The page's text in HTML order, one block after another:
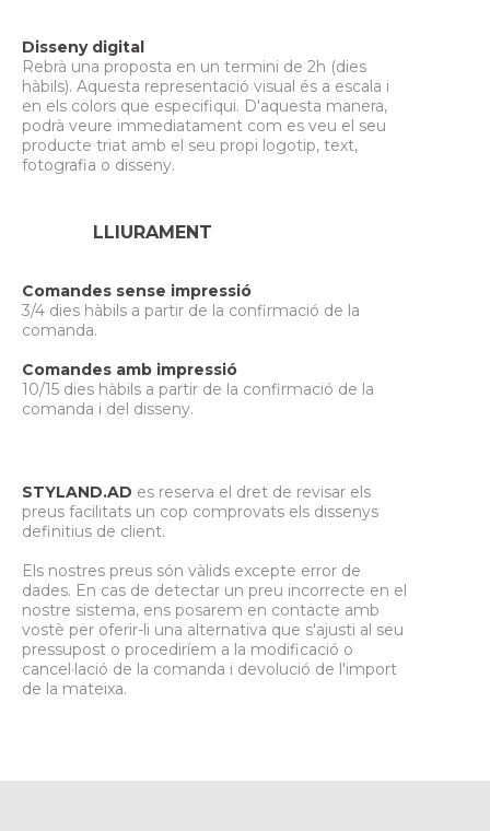
Disseny digital
Rebrà una proposta en un termini de 2h (dies
hàbils). Aquesta representació visual és a escala i
en els colors que especifiqui. D'aquesta manera,
podrà veure immediatament com es veu el seu
producte triat amb el seu propi logotip, text,
fotografia o disseny.
LLIURAMENT
Comandes sense impressió
3/4 dies hàbils a partir de la confirmació de la
comanda.
Comandes amb impressió
10/15 dies hàbils a partir de la confirmació de la
comanda i del disseny.
STYLAND.AD es reserva el dret de revisar els
preus facilitats un cop comprovats els dissenys
definitius de client.
Els nostres preus són vàlids excepte error de
dades. En cas de detectar un preu incorrecte en el
nostre sistema, ens posarem en contacte amb
vostè per oferir-li una alternativa que s'ajusti al seu
pressupost o procediríem a la modificació o
cancel·lació de la comanda i devolució de l'import
de la mateixa.